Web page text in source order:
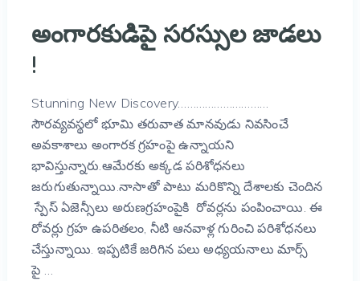
అంగారకుడిపై సరస్సుల జాడలు
!
Stunning New Discovery…………………………
సౌరవ్యవస్థలో భూమి తరువాత మానవుడు నివసించే
అవకాశాలు అంగారక గ్రహంపై ఉన్నాయని
భావిస్తున్నారు.ఆమేరకు అక్కడ పరిశోధనలు
జరుగుతున్నాయి.నాసాతో పాటు మరికొన్ని దేశాలకు చెందిన
స్పేస్ ఏజెన్సీలు అరుణగ్రహంపైకి రోవర్లను పంపించాయి. ఈ
రోవర్లు గ్రహ ఉపరితలం, నీటి ఆనవాళ్ల గురించి పరిశోధనలు
చేస్తున్నాయి. ఇప్పటికే జరిగిన పలు అధ్యయనాలు మార్స్
పై …